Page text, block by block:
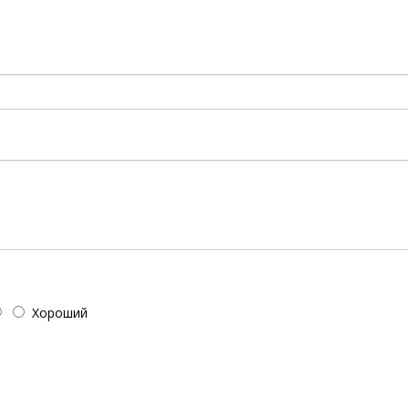
Хороший